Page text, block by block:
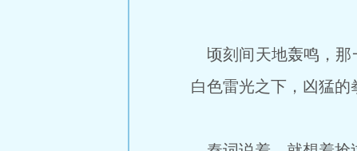
顷刻间天地轰鸣，那
白色雷光之下，凶猛的